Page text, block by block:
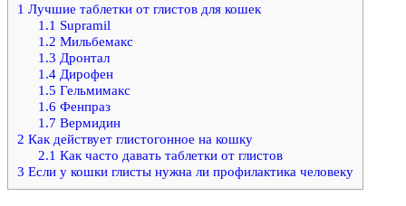
1 Лучшие таблетки от глистов для кошек
1.1 Supramil
1.2 Мильбемакс
1.3 Дронтал
1.4Дирофен
1.5 Гельмимакс
1.6 Фенпраз
1.7 Вермидин
2 Как действует глистогонное на кошку
2.1 Как часто давать таблетки от глистов
3 Если у кошки глисты нужна ли профилактика человеку